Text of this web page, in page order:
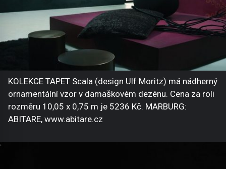
KOLEKCE TAPET Scala (design Ulf Moritz) má nádherný
ornamentální vzor v damaškovém dezénu. Cena za roli
rozměru 10,05 x 0,75 m je 5236 Kč. MARBURG:
ABITARE, www.abitare.cz